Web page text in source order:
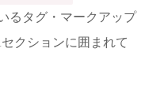
るタグ・マークアップ
クションに囲まれて